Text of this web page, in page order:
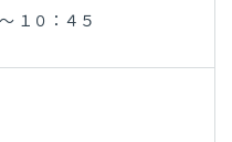
１０：４５